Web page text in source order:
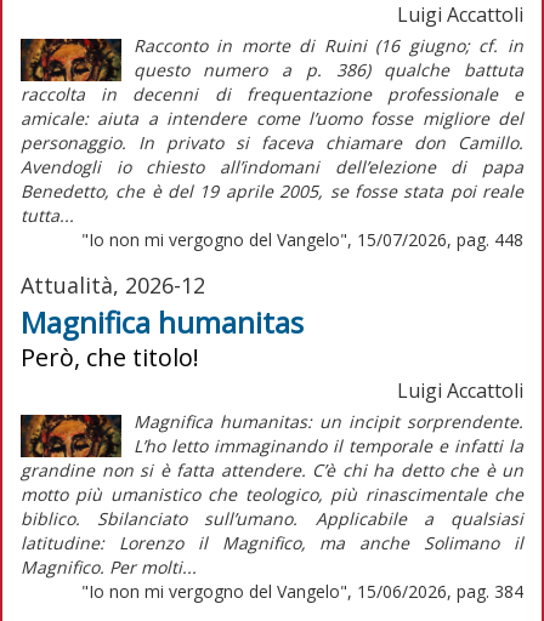
Luigi Accattoli
Racconto in morte di Ruini (16 giugno; cf. in
questo numero a p. 386) qualche battuta
raccolta in decenni di frequentazione professionale e
amicale: aiuta a intendere come l’uomo fosse migliore del
personaggio. In privato si faceva chiamare don Camillo.
Avendogli io chiesto all’indomani dell’elezione di papa
Benedetto, che è del 19 aprile 2005, se fosse stata poi reale
tutta...
"Io non mi vergogno del Vangelo", 15/07/2026, pag. 448
Attualità, 2026-12
Magnifica humanitas
Però, che titolo!
Luigi Accattoli
Magnifica humanitas: un incipit sorprendente.
L’ho letto immaginando il temporale e infatti la
grandine non si è fatta attendere. C’è chi ha detto che è un
motto più umanistico che teologico, più rinascimentale che
biblico. Sbilanciato sull’umano. Applicabile a qualsiasi
latitudine: Lorenzo il Magnifico, ma anche Solimano il
Magnifico. Per molti...
"Io non mi vergogno del Vangelo", 15/06/2026, pag. 384